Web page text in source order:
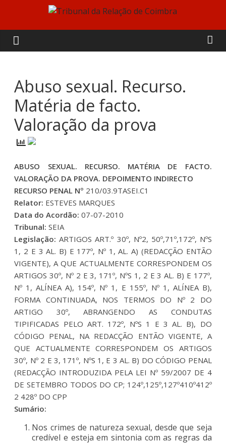
content
Tribunal
da
Relação
de
Coimbra
Abuso sexual. Recurso.
Matéria de facto.
Valoração da prova
ABUSO SEXUAL. RECURSO. MATÉRIA DE FACTO.
VALORAÇÃO DA PROVA. DEPOIMENTO INDIRECTO
RECURSO PENAL Nº 210/03.9TASEI.C1
Relator: ESTEVES MARQUES
Data do Acordão: 07-07-2010
Tribunal:SEIA
Legislação:ARTIGOS ART.º 30º, Nº2, 50º,71º,172º, NºS
1, 2 E 3 AL. B) E 177º, Nº 1, AL. A) (REDACÇÃO ENTÃO
VIGENTE), A QUE ACTUALMENTE CORRESPONDEM OS
ARTIGOS 30º, Nº 2 E 3, 171º, NºS 1, 2 E 3 AL. B) E 177º,
Nº 1, ALÍNEA A), 154º, Nº 1, E 155º, Nº 1, ALÍNEA B),
FORMA CONTINUADA, NOS TERMOS DO Nº 2 DO
ARTIGO 30º, ABRANGENDO AS CONDUTAS
TIPIFICADAS PELO ART. 172º, NºS 1 E 3 AL. B), DO
CÓDIGO PENAL, NA REDACÇÃO ENTÃO VIGENTE, A
QUE ACTUALMENTE CORRESPONDEM OS ARTIGOS
30º, Nº 2 E 3, 171º, NºS 1, E 3 AL. B) DO CÓDIGO PENAL
(REDACÇÃO INTRODUZIDA PELA LEI Nº 59/2007 DE 4
DE SETEMBRO TODOS DO CP; 124º,125º,127º410º412º
2 428º DO CPP
Sumário:
Nos crimes de natureza sexual, desde que seja
credível e esteja em sintonia com as regras da